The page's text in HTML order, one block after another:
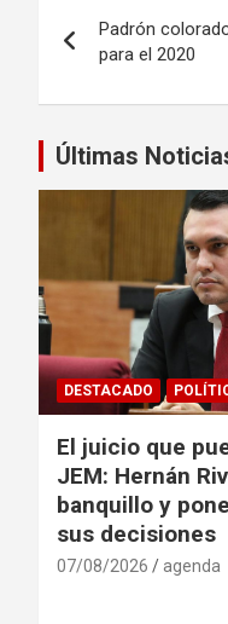
de
entradas
Padrón
para el 2020
Últimas
DESTACADO
El juicio que
JEM: Hernán
banquillo y
sus decisiones
07/08/2026 agenda